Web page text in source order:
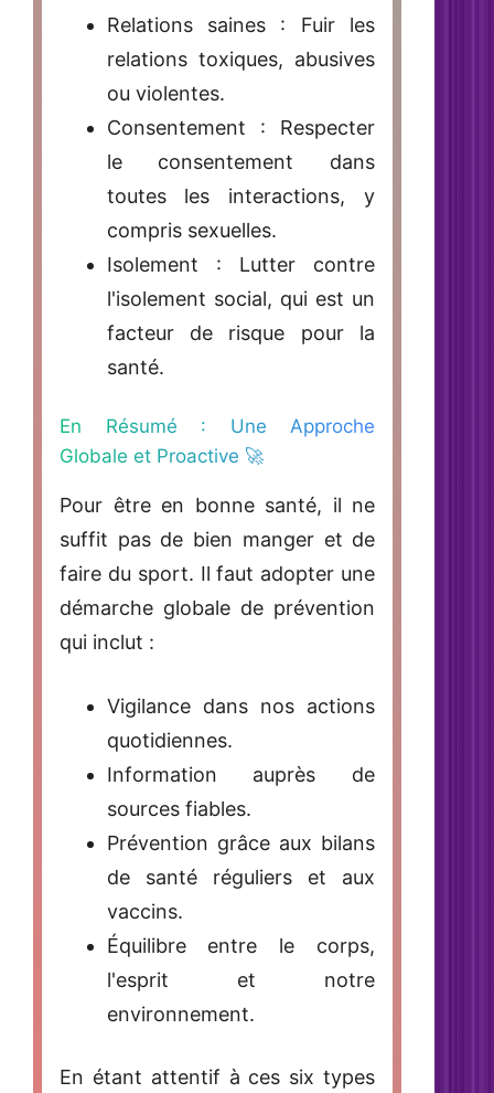
Relations saines: Fuir les
relations toxiques, abusives
ou violentes.
Consentement : Respecter
le consentement dans
toutes les interactions, y
compris sexuelles.
Isolement : Lutter contre
l'isolement social, qui est un
facteur de risque pour la
santé.
En Résumé : Une Approche
Globale et Proactive 🚀
Pour être en bonne santé, il ne
suffit pas de bien manger et de
faire du sport. Il faut adopter une
démarche globale de prévention
qui inclut :
Vigilancedans nos actions
quotidiennes.
Information auprès de
sources fiables.
Prévention grâce aux bilans
de santé réguliers et aux
vaccins.
Équilibreentre le corps,
l'esprit et notre
environnement.
En étant attentif à ces six types